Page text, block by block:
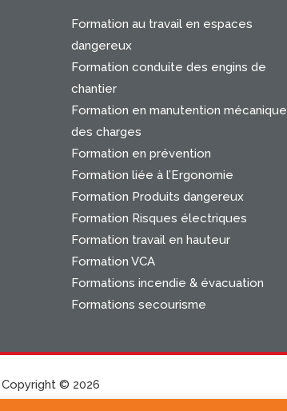
Formation au travail en espaces
dangereux
Formation conduite des engins de
chantier
Formation en manutention mécanique
des charges
Formation en prévention
Formation liée à l’Ergonomie
Formation Produits dangereux
Formation Risques électriques
Formation travail en hauteur
Formation VCA
Formations incendie & évacuation
Formations secourisme
Copyright © 2026